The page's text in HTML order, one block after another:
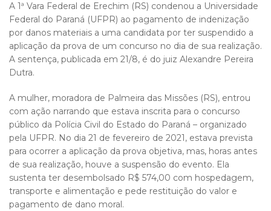
A 1ª Vara Federal de Erechim (RS) condenou a Universidade
Federal do Paraná (UFPR) ao pagamento de indenização
por danos materiais a uma candidata por ter suspendido a
aplicação da prova de um concurso no dia de sua realização.
A sentença, publicada em 21/8, é do juiz Alexandre Pereira
Dutra.
A mulher, moradora de Palmeira das Missões (RS), entrou
com ação narrando que estava inscrita para o concurso
público da Polícia Civil do Estado do Paraná – organizado
pela UFPR. No dia 21 de fevereiro de 2021, estava prevista
para ocorrer a aplicação da prova objetiva, mas, horas antes
de sua realização, houve a suspensão do evento. Ela
sustenta ter desembolsado R$ 574,00 com hospedagem,
transporte e alimentação e pede restituição do valor e
pagamento de dano moral.